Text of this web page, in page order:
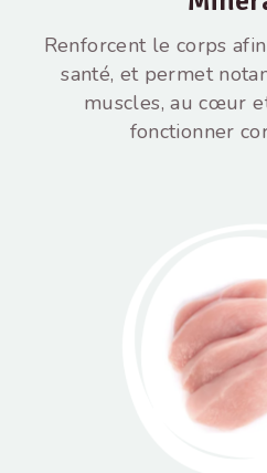
Renforcent le corps
santé, et permet
muscles, au cœur
fonctionner